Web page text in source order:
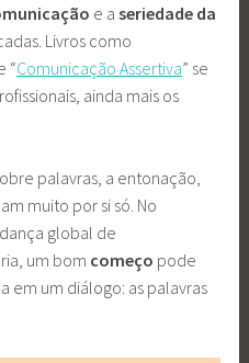
e aseriedade da
Livros como
“Comunicação Assertiva” se
ainda mais os
palavras, a entonação,
muito por si só. No
global de
um bom começo pode
em um diálogo: as palavras